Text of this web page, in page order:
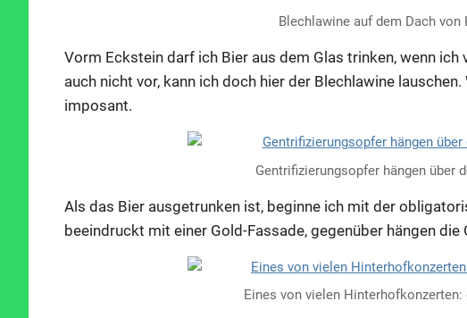
Blechlawine auf dem Dach von
Vorm Eckstein darf ich Bier aus dem Glas trinken, wenn
auch nicht vor, kann ich doch hier der Blechlawine
imposant.
Gentrifizierungsopfer hängen über
Als das Bier ausgetrunken ist, beginne ich mit der
beeindruckt mit einer Gold-Fassade, gegenüber hängen
Eines von vielen